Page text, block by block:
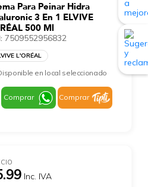
Para Peinar Hidra
3 En 1 ELVIVE
500 Ml
7509552956832
L'ORÉAL
en local seleccionado
Comprar Comprar
Inc. IVA